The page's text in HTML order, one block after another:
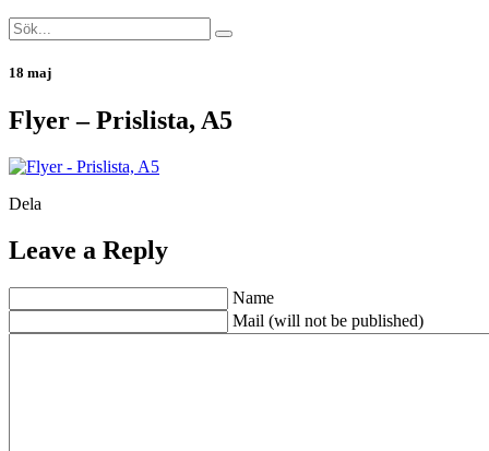
18 maj
Flyer – Prislista, A5
Dela
Leave a Reply
Name
Mail (will not be published)